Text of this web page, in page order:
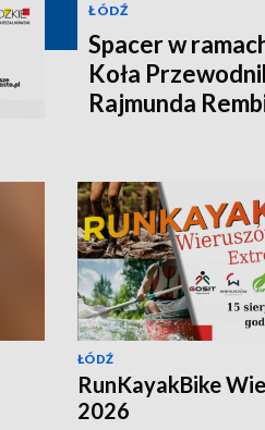
ŁÓDŹ
Spacer w
Koła
Rajmunda
ŁÓDŹ
RunKayakBike
2026